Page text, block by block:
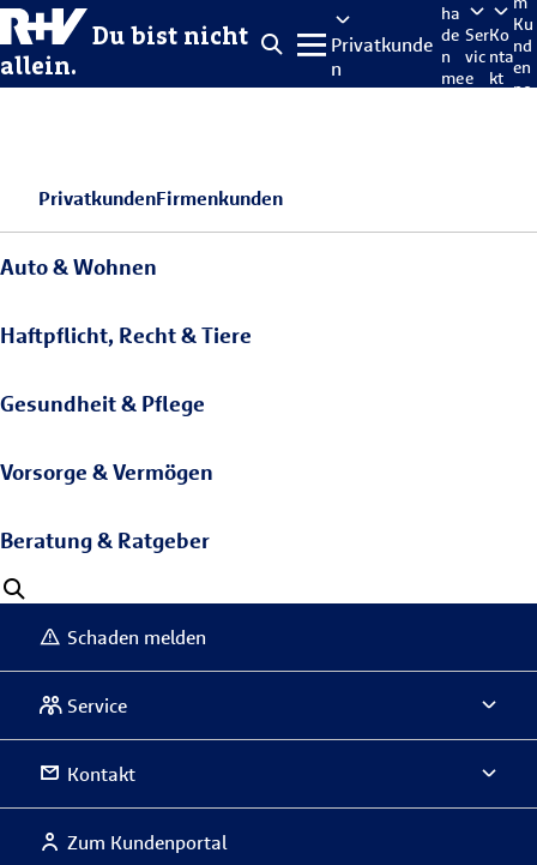
Du bist nicht
allein.
Privatkunde
n
ha
de
n
me
Ser
vic
e
Ko
nta
kt
Ku
nd
en
po
PrivatkundenFirmenkunden
Auto & Wohnen
Haftpflicht, Recht & Tiere
Gesundheit & Pflege
Vorsorge & Vermögen
Beratung & Ratgeber
Schaden melden
Service
Kontakt
Zum Kundenportal